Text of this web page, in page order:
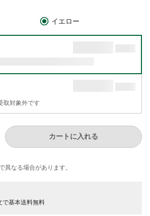
イエロー
取対象外です
カートに入れる
なる​場合が​あります。
で基本送料無料